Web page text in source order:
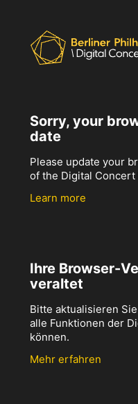
Sorry, your
date
Please update your
of the Digital Concert
Learn more
Ihre Browser-
veraltet
Bitte aktualisieren
alle Funktionen der
können.
Mehr erfahren